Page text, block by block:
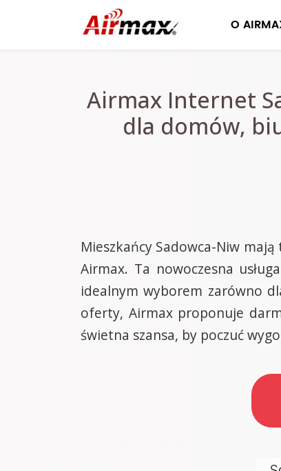
O
Airmax Internet
dla domów,
Mieszkańcy Sadowca-Niw
Airmax. Ta nowoczesna
idealnym wyborem zarówno
oferty, Airmax proponuje
świetna szansa, by poczuć